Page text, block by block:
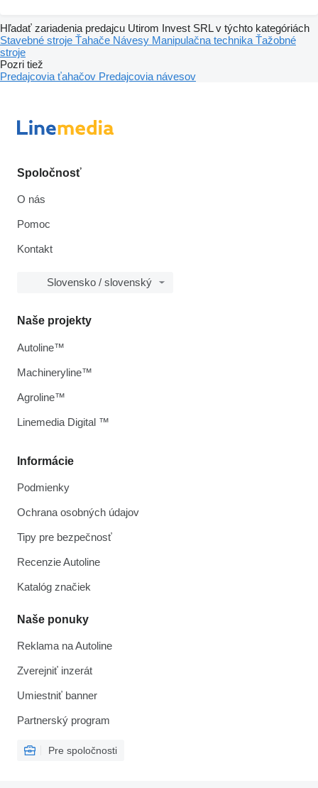
Hľadať zariadenia predajcu Utirom Invest SRL v týchto kategóriách
Stavebné stroje Ťahače Návesy Manipulačna technika Ťažobné
stroje
Pozri tiež
Predajcovia ťahačov Predajcovia návesov
Spoločnosť
O nás
Pomoc
Kontakt
Slovensko / slovenský
Informácie
Podmienky
Ochrana osobných údajov
Tipy pre bezpečnosť
Recenzie Autoline
Katalóg značiek
Naše ponuky
Reklama na Autoline
Zverejniť inzerát
Umiestniť banner
Partnerský program
Pre spoločnosti
Naše projekty
Autoline™
Machineryline™
Agroline™
Linemedia Digital ™